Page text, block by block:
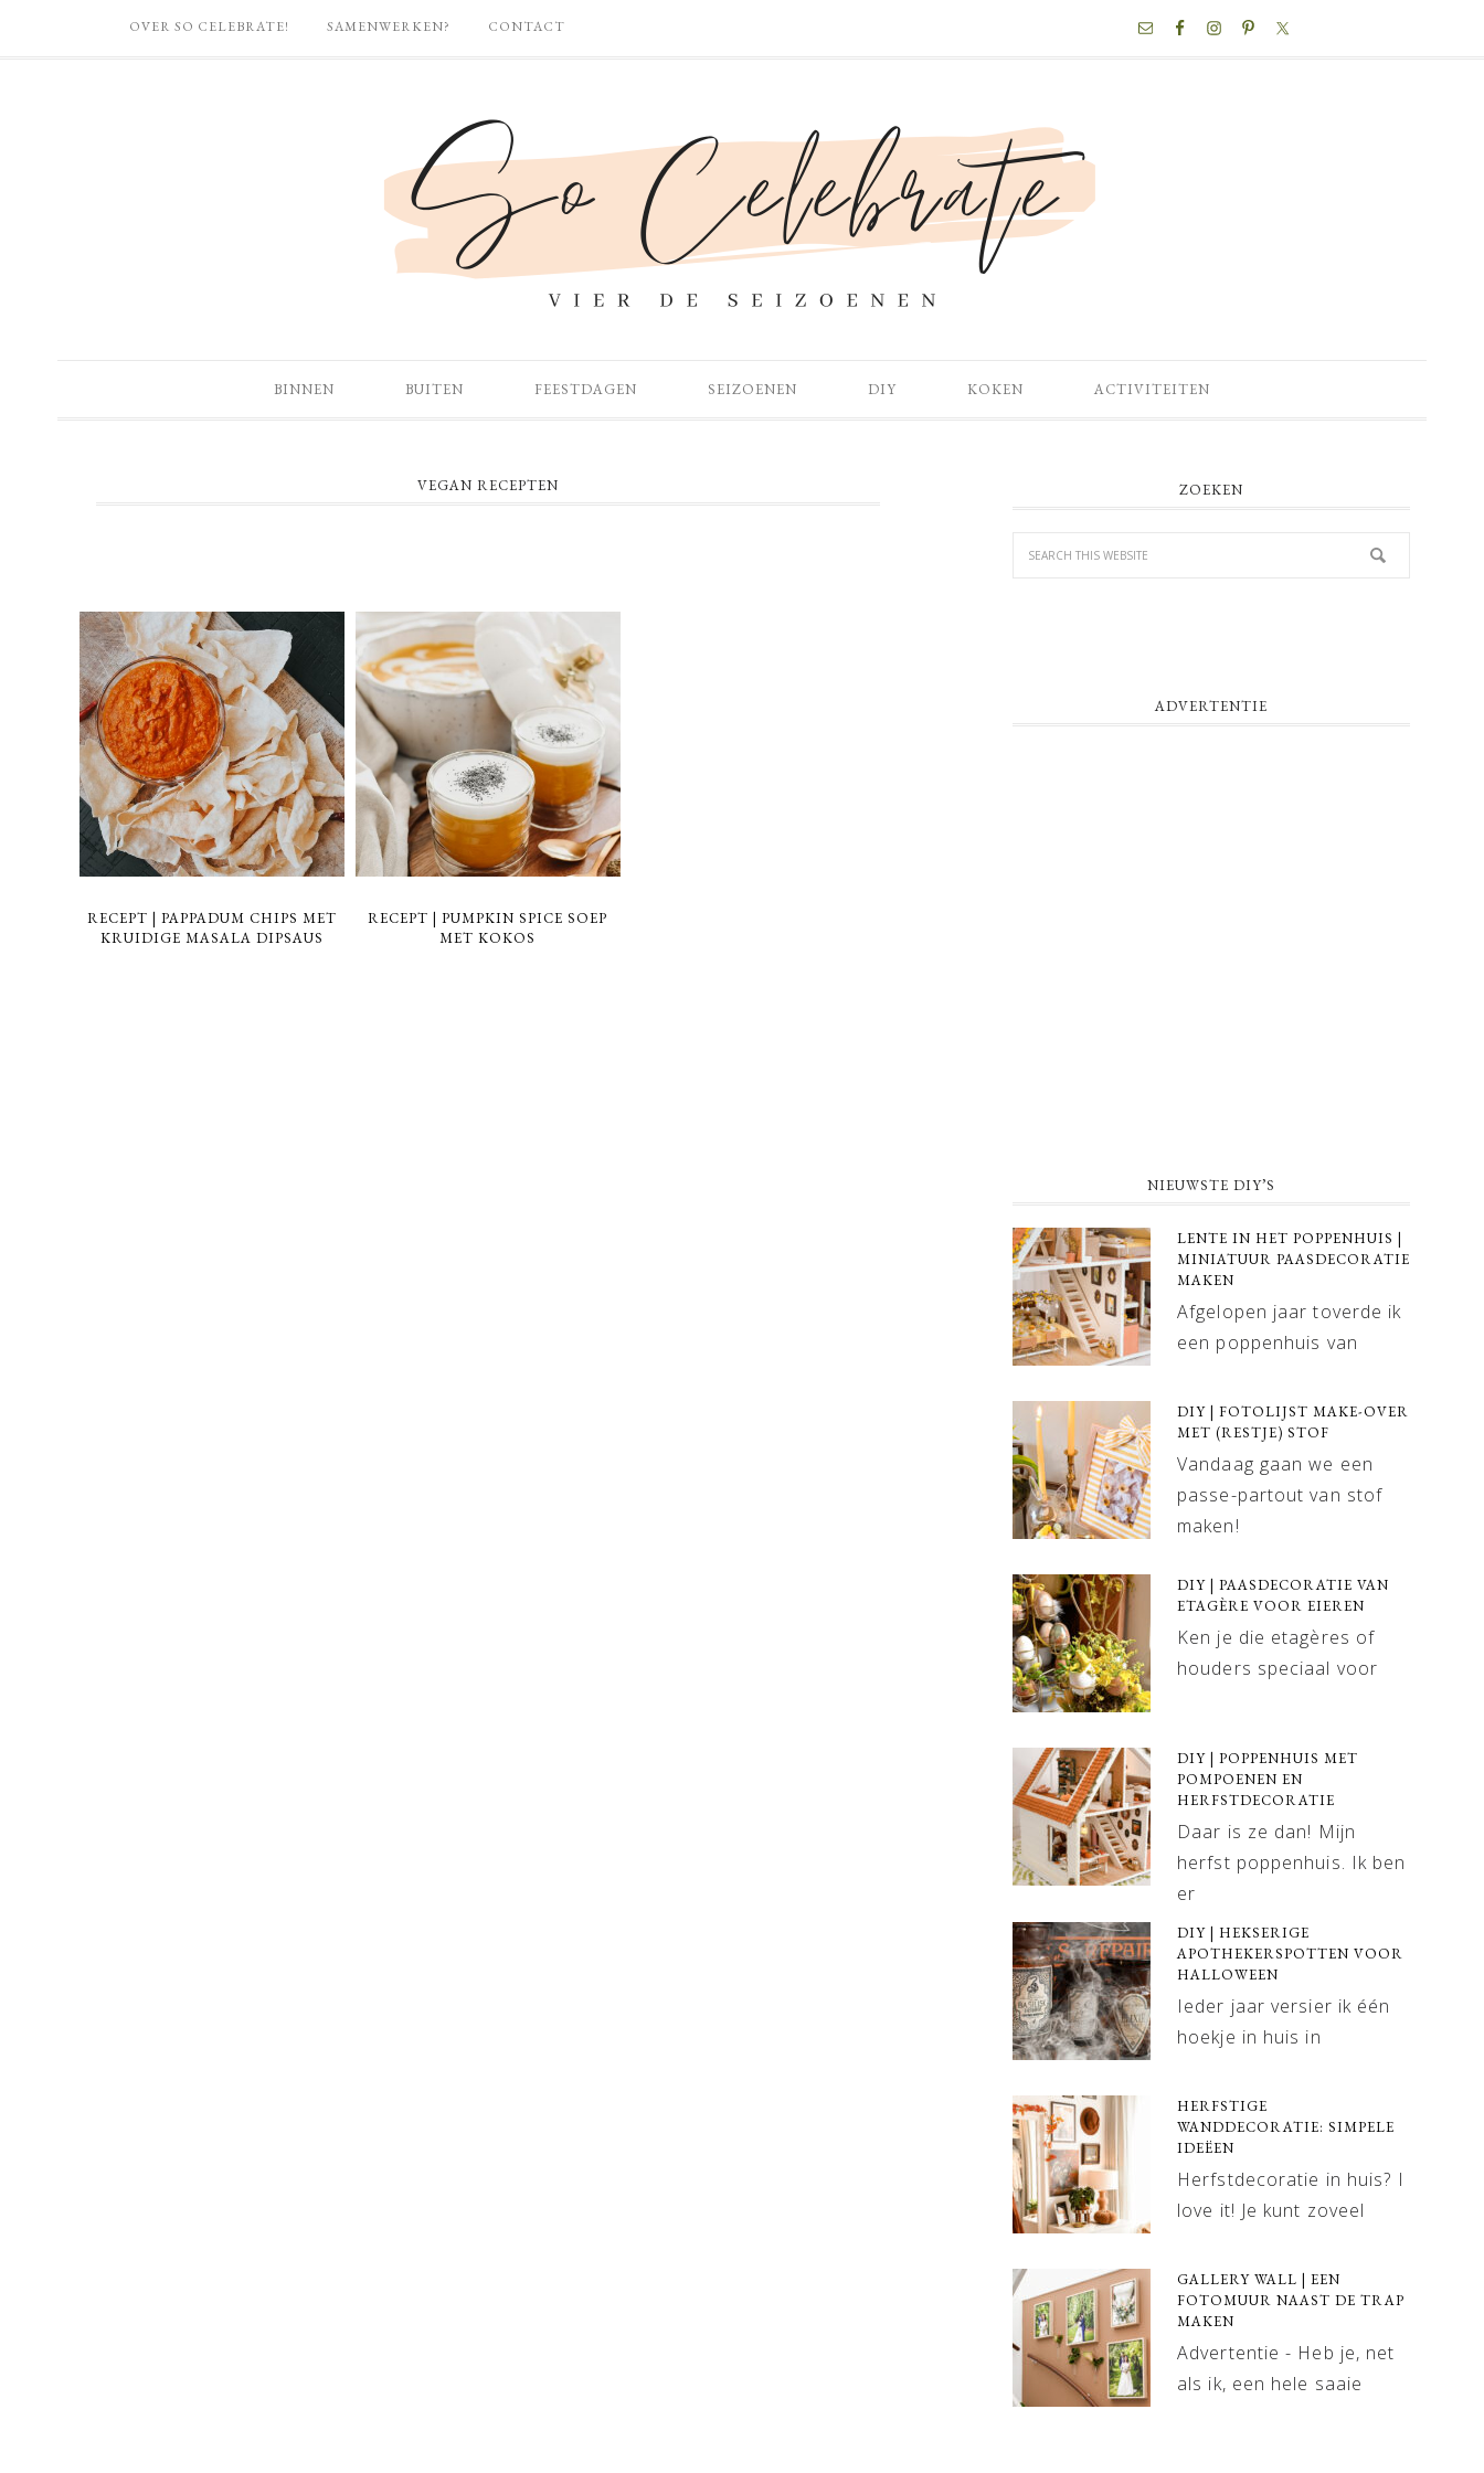
OVER SO CELEBRATE! SAMENWERKEN? CONTACT
BINNEN BUITEN FEESTDAGEN SEIZOENEN DIY KOKEN ACTIVITEITEN
VEGAN RECEPTEN
RECEPT | PAPPADUM CHIPS MET
KRUIDIGE MASALA DIPSAUS
RECEPT | PUMPKIN SPICE SOEP
MET KOKOS
ZOEKEN
ADVERTENTIE
NIEUWSTE DIY’S
LENTE IN HET POPPENHUIS |
MINIATUUR PAASDECORATIE
MAKEN
Afgelopen jaar toverde ik
een poppenhuis van
DIY | FOTOLIJST MAKE-OVER
MET (RESTJE) STOF
Vandaag gaan we een
passe-partout van stof
maken!
DIY | PAASDECORATIE VAN
ETAGÈRE VOOR EIEREN
Ken je die etagères of
houders speciaal voor
DIY | POPPENHUIS MET
POMPOENEN EN
HERFSTDECORATIE
Daar is ze dan! Mijn
herfst poppenhuis. Ik ben
er
DIY | HEKSERIGE
APOTHEKERSPOTTEN VOOR
HALLOWEEN
Ieder jaar versier ik één
hoekje in huis in
HERFSTIGE
WANDDECORATIE: SIMPELE
IDEËEN
Herfstdecoratie in huis? I
love it! Je kunt zoveel
GALLERY WALL | EEN
FOTOMUUR NAAST DE TRAP
MAKEN
Advertentie - Heb je, net
als ik, een hele saaie